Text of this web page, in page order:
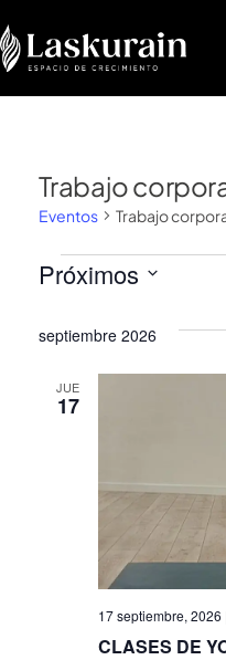
Trabajo
Eventos Trabajo
Próximos
la
septiembre 2026
JUE
17
CLASES DE
17 septiembre, 2026